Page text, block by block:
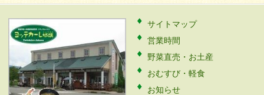
サイトマップ
営業時間
野菜直売・お土産
おむすび・軽食
お知らせ